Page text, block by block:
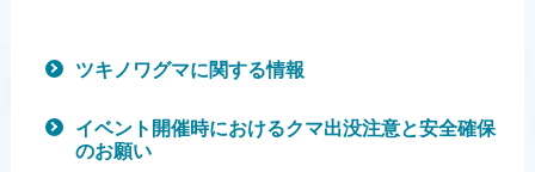
ツキノワグマに関する情報
イベント開催時におけるクマ出没注意と安全確保
のお願い